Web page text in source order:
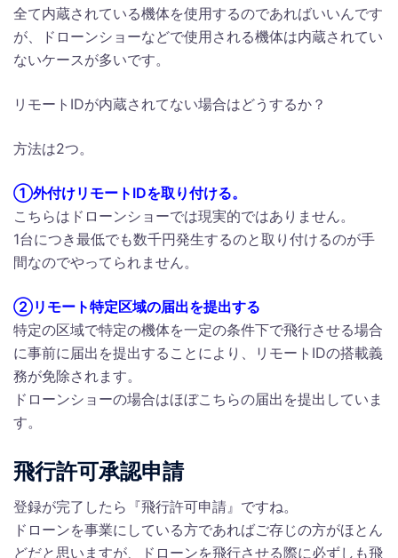
全て内蔵されている機体を使用するのであればいいんです
が、ドローンショーなどで使用される機体は内蔵されてい
ないケースが多いです。
リモートIDが内蔵されてない場合はどうするか？
方法は2つ。
①外付けリモートIDを取り付ける。
こちらはドローンショーでは現実的ではありません。
1台につき最低でも数千円発生するのと取り付けるのが手
間なのでやってられません。
②リモート特定区域の届出を提出する
特定の区域で特定の機体を一定の条件下で飛行させる場合
に事前に届出を提出することにより、リモートIDの搭載義
務が免除されます。
ドローンショーの場合はほぼこちらの届出を提出していま
す。
飛行許可承認申請
登録が完了したら『飛行許可申請』ですね。
ドローンを事業にしている方であればご存じの方がほとん
どだと思いますが、ドローンを飛行させる際に必ずしも飛